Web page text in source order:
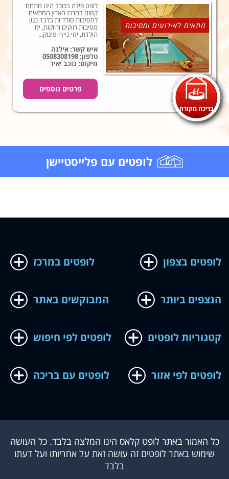
מתאים לאירועים ומסיבות
בריכה מקורה
לופט פינה בכוכב הינו מתחם
קסום במרכז הארץ המתאים
למסיבות סולדיות בלבד כגון
מסיבות רווקים ורווקות, ימי
הולדת, ימי כייף ופינוק...
איש קשר: אילנה
טלפון:0508308198
מיקום: כוכב יאיר
פרטים נוספים
לופטים עם פלייסטיישן
לופטים במרכז לופטים בצפון
המבוקשים באתר הנצפים ביותר
לופטים לפי חיפוש קטגוריות לופטים
לופטים עם בריכה לופטים לפי אזור
כל האמור באתר לופט קלאס הינו המלצה בלבד. כל העושה
שימוש באתר לופטים זה עושה זאת על אחריותו ועל דעתו
בלבד